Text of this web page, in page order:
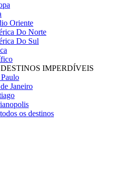
Oriente
Do Norte
Do Sul
IMPERDÍVEIS
Janeiro
os destinos